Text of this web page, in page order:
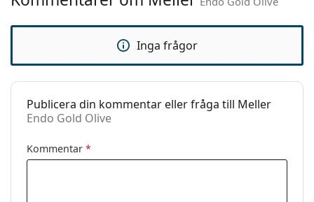
Varumärke:
Meller
Enligt mode
Inga frågor
Publicera din kommentar eller fråga till Meller
Endo Gold Olive
Kommentar *